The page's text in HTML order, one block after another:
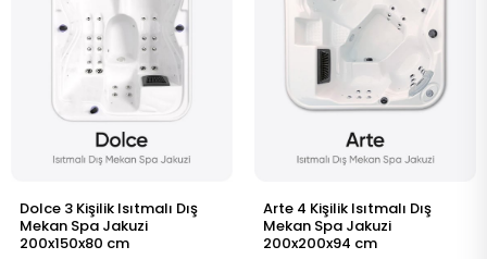
Dolce 3 Kişilik Isıtmalı Dış
Mekan Spa Jakuzi
200x150x80 cm
Arte 4 Kişilik Isıtmalı Dış
Mekan Spa Jakuzi
200x200x94 cm